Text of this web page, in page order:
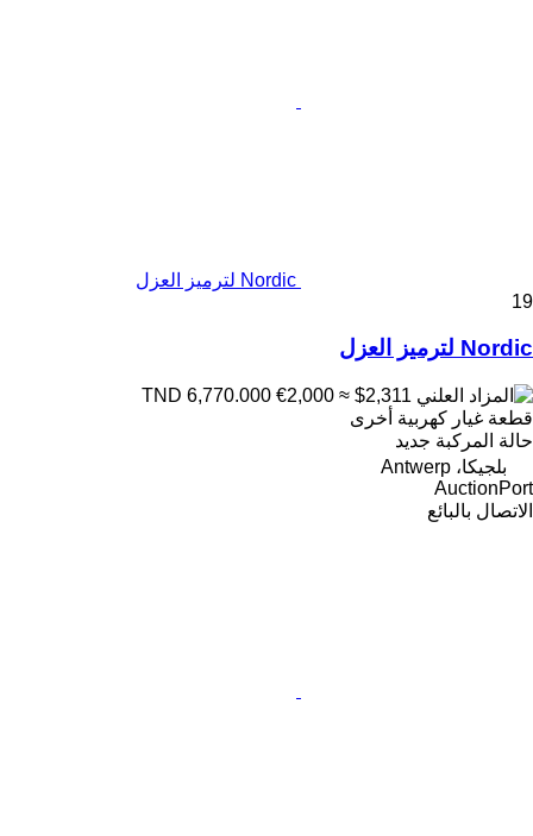
Nordic لترميز العزل
19
Nordic لترميز العزل
€2,000 ≈ $2,311
قطعة غيار كهربية أخرى
حالة المركبة جديد
بلجيكا، Antwerp
AuctionPort
الاتصال بالبائع